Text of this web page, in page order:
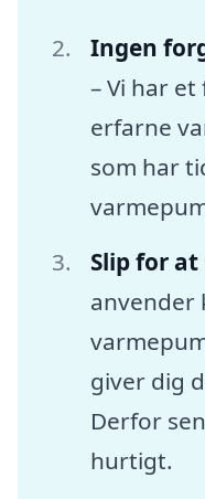
Ingen
– Vi har
erfarne
som har
Slip for
anvender
giver dig
Derfor
hurtigt.